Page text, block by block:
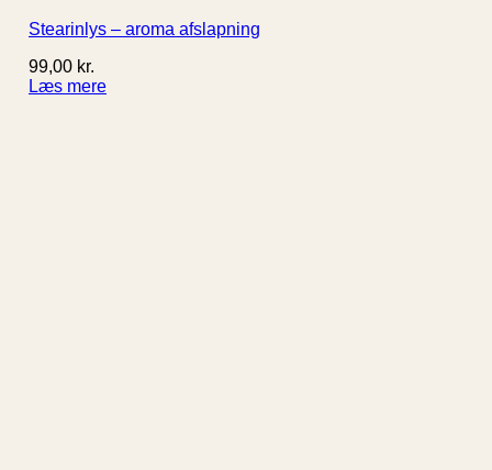
Stearinlys – aroma afslapning
99,00 kr.
Læs mere